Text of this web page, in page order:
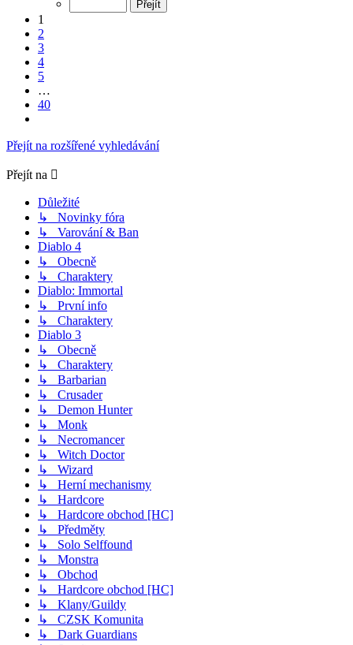
z
40
1
2
3
4
5
…
40
Přejít na rozšířené vyhledávání
Přejít na
Důležité
↳ Novinky fóra
↳ Varování & Ban
Diablo 4
↳ Obecně
↳ Charaktery
Diablo: Immortal
↳ První info
↳ Charaktery
Diablo 3
↳ Obecně
↳ Charaktery
↳ Barbarian
↳ Crusader
↳ Demon Hunter
↳ Monk
↳ Necromancer
↳ Witch Doctor
↳ Wizard
↳ Herní mechanismy
↳ Hardcore
↳ Hardcore obchod [HC]
↳ Předměty
↳ Solo Selffound
↳ Monstra
↳ Obchod
↳ Hardcore obchod [HC]
↳ Klany/Guildy
↳ CZSK Komunita
↳ Dark Guardians